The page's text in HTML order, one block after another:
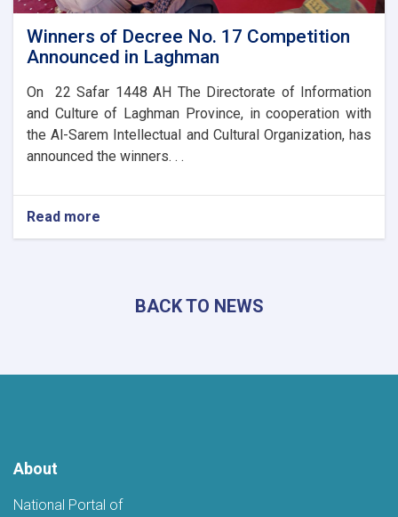
Winners of Decree No. 17 Competition
Announced in Laghman
On 22 Safar 1448 AH The Directorate of Information
and Culture of Laghman Province, in cooperation with
the Al-Sarem Intellectual and Cultural Organization, has
announced the winners. . .
Read more
Winners
Laghman
BACK TO NEWS
About
National Portal of